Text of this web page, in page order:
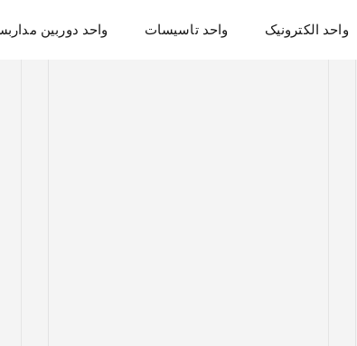
واحد الکترونیک واحد تاسیسات واحد دوربین